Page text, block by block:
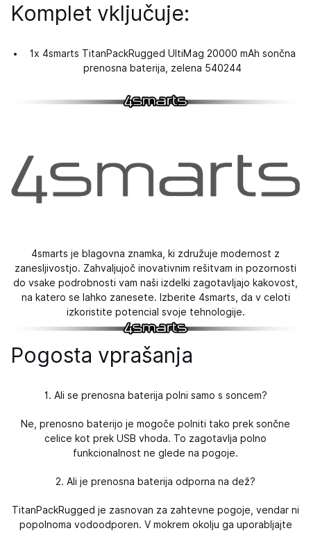
Komplet vključuje:
1x 4smarts TitanPackRugged UltiMag 20000 mAh sončna
prenosna baterija, zelena 540244
4smarts je blagovna znamka, ki združuje modernost z
zanesljivostjo. Zahvaljujoč inovativnim rešitvam in pozornosti
do vsake podrobnosti vam naši izdelki zagotavljajo kakovost,
na katero se lahko zanesete. Izberite 4smarts, da v celoti
izkoristite potencial svoje tehnologije.
Pogosta vprašanja
1. Ali se prenosna baterija polni samo s soncem?
Ne, prenosno baterijo je mogoče polniti tako prek sončne
celice kot prek USB vhoda. To zagotavlja polno
funkcionalnost ne glede na pogoje.
2. Ali je prenosna baterija odporna na dež?
TitanPackRugged je zasnovan za zahtevne pogoje, vendar ni
popolnoma vodoodporen. V mokrem okolju ga uporabljajte